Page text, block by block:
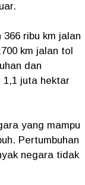
ribu km jalan
km jalan tol
dan
1,1 juta hektar
yang mampu
Pertumbuhan
negara tidak